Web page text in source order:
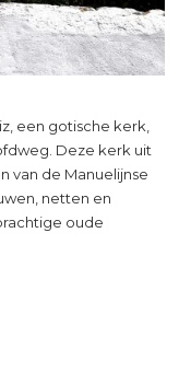
een gotische kerk,
Deze kerk uit
van de Manuelijnse
netten en
oude